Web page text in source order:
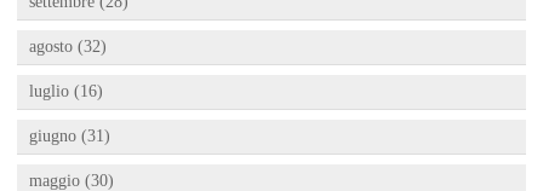
agosto (32)
luglio (16)
giugno (31)
maggio (30)